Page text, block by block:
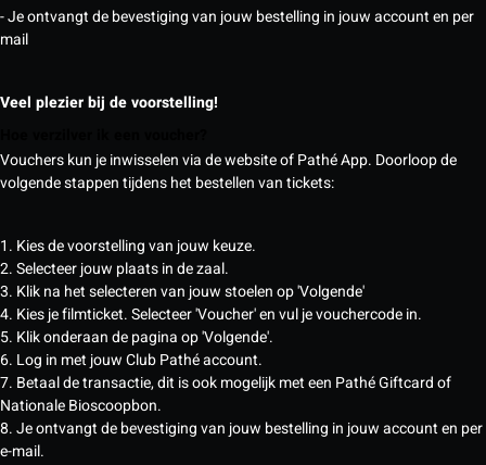
- Je ontvangt de bevestiging van jouw bestelling in jouw account en per
mail
Veel plezier bij de voorstelling!
Vouchers kun je inwisselen via de website of Pathé App. Doorloop de
volgende stappen tijdens het bestellen van tickets:
1. Kies de voorstelling van jouw keuze.
2. Selecteer jouw plaats in de zaal.
3. Klik na het selecteren van jouw stoelen op 'Volgende'
4. Kies je filmticket. Selecteer 'Voucher' en vul je vouchercode in.
5. Klik onderaan de pagina op 'Volgende'.
6. Log in met jouw Club Pathé account.
7. Betaal de transactie, dit is ook mogelijk met een Pathé Giftcard of
Nationale Bioscoopbon.
8. Je ontvangt de bevestiging van jouw bestelling in jouw account en per
e-mail.